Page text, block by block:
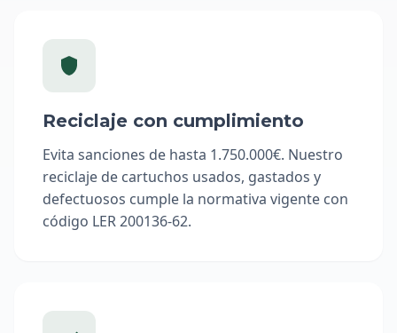
Reciclaje con cumplimiento
Evita sanciones de hasta 1.750.000€. Nuestro
reciclaje de cartuchos usados, gastados y
defectuosos cumple la normativa vigente con
código LER 200136-62.